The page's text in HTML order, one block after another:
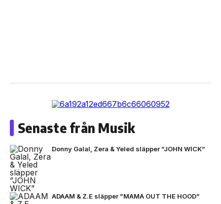
Senaste från Musik
Donny Galal, Zera & Yeled släpper ”JOHN WICK”
ADAAM & Z.E släpper ”MAMA OUT THE HOOD”